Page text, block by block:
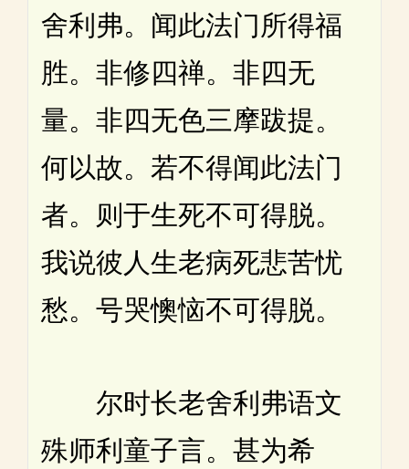
舍利弗。闻此法门所得福
胜。非修四禅。非四无
量。非四无色三摩跋提。
何以故。若不得闻此法门
者。则于生死不可得脱。
我说彼人生老病死悲苦忧
愁。号哭懊恼不可得脱。
尔时长老舍利弗语文
殊师利童子言。甚为希